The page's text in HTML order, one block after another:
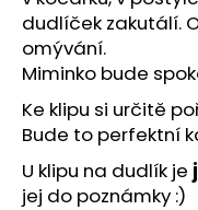
dudlíček zakutálí.
omývání.
Miminko bude
Ke klipu si určitě
Bude to perfektní
U klipu na dudlík je
jej do poznámky :)
u
č
u
j
e
m
e